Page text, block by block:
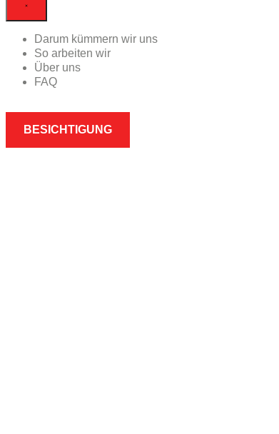
Darum kümmern wir uns
So arbeiten wir
Über uns
FAQ
BESICHTIGUNG